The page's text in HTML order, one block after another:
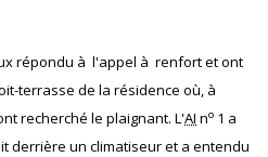
répondu à l'appel à renfort et ont
terrasse de la résidence où, à
recherché le plaignant. L'AI no 1 a
derrière un climatiseur et a entendu